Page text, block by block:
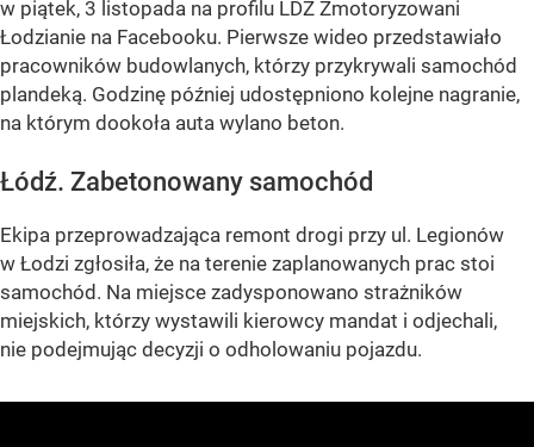
w piątek, 3 listopada na profilu LDZ Zmotoryzowani
Łodzianie na Facebooku. Pierwsze wideo przedstawiało
pracowników budowlanych, którzy przykrywali samochód
plandeką. Godzinę później udostępniono kolejne nagranie,
na którym dookoła auta wylano beton.
Łódź. Zabetonowany samochód
Ekipa przeprowadzająca remont drogi przy ul. Legionów
w Łodzi zgłosiła, że na terenie zaplanowanych prac stoi
samochód. Na miejsce zadysponowano strażników
miejskich, którzy wystawili kierowcy mandat i odjechali,
nie podejmując decyzji o odholowaniu pojazdu.